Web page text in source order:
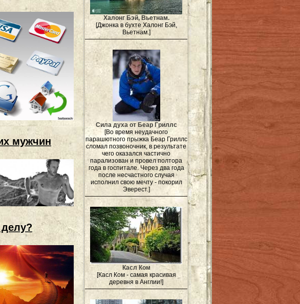
мужчин
Халонг Бэй, Вьетнам.
[Джонка в бухте Халонг Бэй,
Вьетнам.]
Сила духа от Беар Гриллс
[Во время неудачного
парашютного прыжка Беар Гриллс
сломал позвоночник, в результате
чего оказался частично
парализован и провел полтора
года в госпитале. Через два года
после несчастного случая
исполнил свою мечту - покорил
Эверест.]
Касл Ком
[Касл Ком - самая красивая
деревня в Англии!]